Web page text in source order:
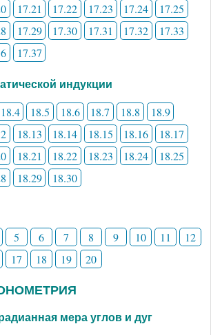
17.21 17.22 17.23 17.24
17.25
17.29 17.30 17.31 17.32
17.33
17.37
индукции
18.4 18.5 18.6 18.7 18.8
18.9
18.13 18.14 18.15 18.16
18.17
18.21 18.22 18.23 18.24
18.25
18.29 18.30
5 6 7 8 9 10 11
12
17 18 19 20
мера углов и дуг